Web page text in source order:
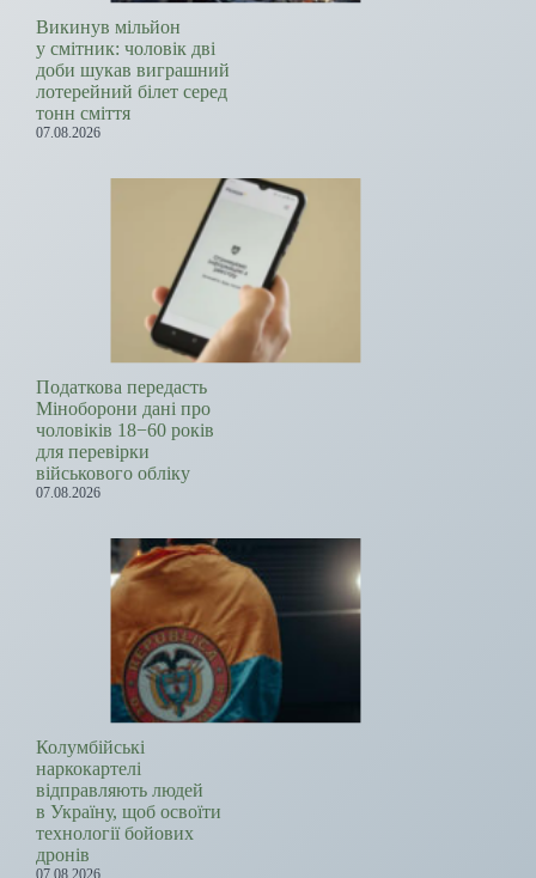
Викинув мільйон
у смітник: чоловік дві
доби шукав виграшний
лотерейний білет серед
тонн сміття
07.08.2026
Податкова передасть
Міноборони дані про
чоловіків 18−60 років
для перевірки
військового обліку
07.08.2026
Колумбійські
наркокартелі
відправляють людей
в Україну, щоб освоїти
технології бойових
дронів